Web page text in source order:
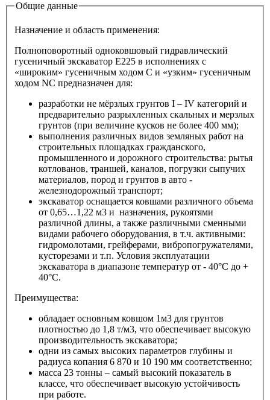
Общие данные
Назначение и область применения:
Полноповоротный одноковшовый гидравлический
гусеничный экскаватор E225 в исполнениях с
«широким» гусеничным ходом C и «узким» гусеничным
ходом NC предназначен для:
разработки не мёрзлых грунтов I – IV категорий и
предварительно разрыхленных скальных и мерзлых
грунтов (при величине кусков не более 400 мм);
выполнения различных видов земляных работ на
строительных площадках гражданского,
промышленного и дорожного строительства: рытья
котлованов, траншей, каналов, погрузки сыпучих
материалов, пород и грунтов в авто -
железнодорожный транспорт;
экскаватор оснащается ковшами различного объема
от 0,65…1,22 м3 и назначения, рукоятями
различной длины, а также различными сменными
видами рабочего оборудования, в т.ч. активными:
гидромолотами, грейферами, вибропогружателями,
кусторезами и т.п. Условия эксплуатации
экскаватора в диапазоне температур от - 40°С до +
40°С.
Преимущества:
обладает основным ковшом 1м3 для грунтов
плотностью до 1,8 т/м3, что обеспечивает высокую
производительность экскаватора;
одни из самых высоких параметров глубины и
радиуса копания 6 870 и 10 190 мм соответственно;
масса 23 тонны – самый высокий показатель в
классе, что обеспечивает высокую устойчивость
при работе.